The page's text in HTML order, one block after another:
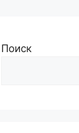
Поиск